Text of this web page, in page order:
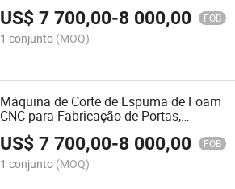
US$7 700,00-8 000,00 FOB
1 conjunto (MOQ)
Máquina de Corte de Espuma de Foam
CNC para Fabricação de Portas,
Armários de Cozinha e Móveis
US$7 700,00-8 000,00 FOB
1 conjunto (MOQ)